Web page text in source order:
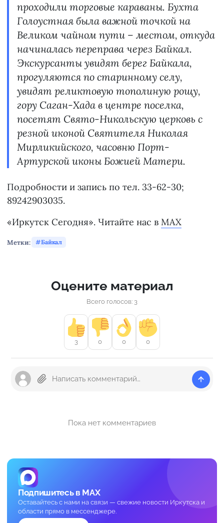
проходили торговые караваны. Бухта
Голоустная была важной точкой на
Великом чайном пути – местом, откуда
начиналась переправа через Байкал.
Экскурсанты увидят берег Байкала,
прогуляются по старинному селу,
увидят реликтовую тополиную рощу,
гору Саган-Хада в центре поселка,
посетят Свято-Никольскую церковь с
резной иконой Святителя Николая
Мирликийского, часовню Порт-
Артурской иконы Божией Матери.
Подробности и запись по тел. 33-62-30;
89242903035.
«Иркутск Сегодня». Читайте нас в MAX
Метки: Байкал
Оцените материал
Всего голосов: 3
3 0 0 0
Пока нет комментариев
Подпишитесь в MAX
Оставайтесь с нами на связи — свежие новости Иркутска и
области прямо в мессенджере.